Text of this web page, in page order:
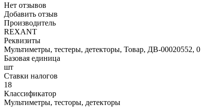
Нет отзывов
Добавить отзыв
Производитель
REXANT
Реквизиты
Мультиметры, тестеры, детекторы, Товар, ДВ-00020552, 0
Базовая единица
шт
Ставки налогов
18
Классификатор
Мультиметры, тесторы, детекторы